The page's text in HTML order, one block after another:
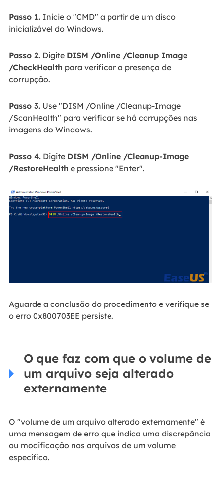
Passo 1.Inicie o "CMD" a partir de um disco
inicializável do Windows.
Passo 2.Digite DISM /Online /Cleanup Image
/CheckHealth para verificar a presença de
corrupção.
Passo 3.Use "DISM /Online /Clеanup-Image
/ScanHеalth" para verificar se há corrupções nas
imagens do Windows.
Passo 4.Digite DISM /Online /Cleanup-Image
/RestoreHеalth e pressione "Enter".
Aguarde a conclusão do procedimento e verifique se
o erro 0x800703EE persiste.
O que faz com que o volume de
um arquivo seja alterado
externamente
O "volume de um arquivo alterado externamente" é
uma mensagem de erro que indica uma discrepância
ou modificação nos arquivos de um volume
específico.